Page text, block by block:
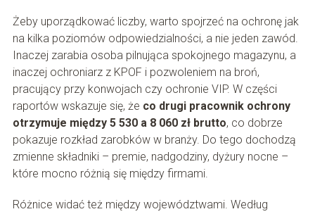
Żeby uporządkować liczby, warto spojrzeć na ochronę jak
na kilka poziomów odpowiedzialności, a nie jeden zawód.
Inaczej zarabia osoba pilnująca spokojnego magazynu, a
inaczej ochroniarz z KPOF i pozwoleniem na broń,
pracujący przy konwojach czy ochronie VIP. W części
raportów wskazuje się, że co drugi pracownik ochrony
otrzymuje między 5 530 a 8 060 zł brutto, co dobrze
pokazuje rozkład zarobków w branży. Do tego dochodzą
zmienne składniki – premie, nadgodziny, dyżury nocne –
które mocno różnią się między firmami.
Różnice widać też między województwami. Według